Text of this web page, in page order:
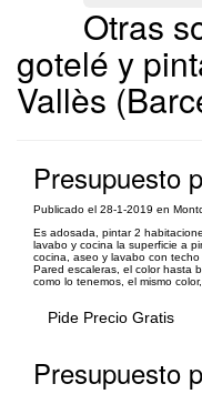
Otras
gotelé y
Vallès
Presupuesto
Publicado el 28-1-2019 en
Es adosada, pintar 2
lavabo y cocina la superficie a
cocina, aseo y lavabo con
Pared escaleras, el color hasta
como lo tenemos, el mismo
Pide Precio Gratis
Presupuesto